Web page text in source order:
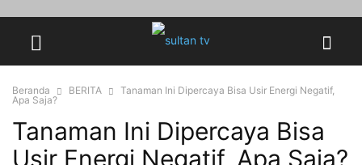
Beranda BERITA
Tanaman Ini Dipercaya Bisa Usir Energi Negatif,
Apa Saja?
Tanaman Ini Dipercaya Bisa
Usir Energi Negatif, Apa Saja?